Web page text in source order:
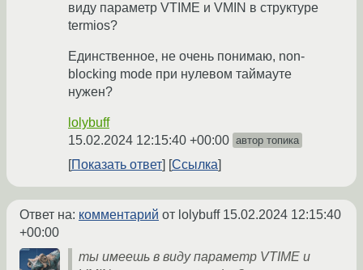
виду параметр VTIME и VMIN в структуре
termios?
Единственное, не очень понимаю, non-
blocking mode при нулевом таймауте
нужен?
lolybuff
15.02.2024 12:15:40 +00:00 автор топика
Показать ответ Ссылка
Ответ на: комментарий от lolybuff 15.02.2024 12:15:40
+00:00
ты имеешь в виду параметр VTIME и